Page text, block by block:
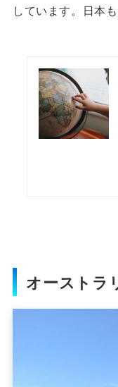
しています。
日本
オーストラ